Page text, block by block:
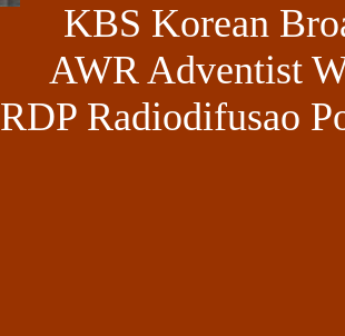
KBS Korean
AWR Adventist
RDP Radiodifusao